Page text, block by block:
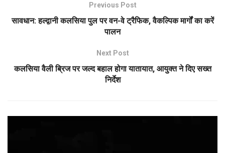
Previous Post
सावधान: हल्द्वानी कलसिया पुल पर वन-वे ट्रैफिक, वैकल्पिक मार्गों का करें
पालन
Next Post
कलसिया वैली ब्रिज पर जल्द बहाल होगा यातायात, आयुक्त ने दिए सख्त
निर्देश